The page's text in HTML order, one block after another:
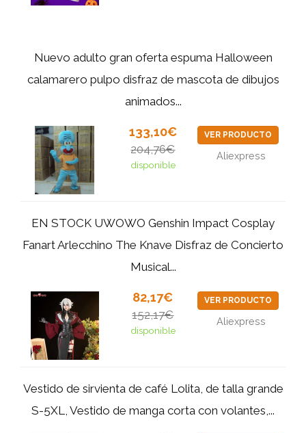
Nuevo adulto gran oferta espuma Halloween
calamarero pulpo disfraz de mascota de dibujos
animados...
133,10€
204,76€
disponible
VER PRODUCTO
Aliexpress
EN STOCK UWOWO Genshin Impact Cosplay
Fanart Arlecchino The Knave Disfraz de Concierto
Musical...
82,17€
152,17€
disponible
VER PRODUCTO
Aliexpress
Vestido de sirvienta de café Lolita, de talla grande
S-5XL, Vestido de manga corta con volantes,...